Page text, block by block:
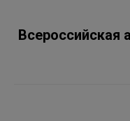
Всероссийская